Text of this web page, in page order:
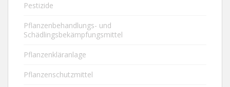
Pestizide
Pflanzenbehandlungs- und
Schädlingsbekämpfungsmittel
Pflanzenkläranlage
Pflanzenschutzmittel